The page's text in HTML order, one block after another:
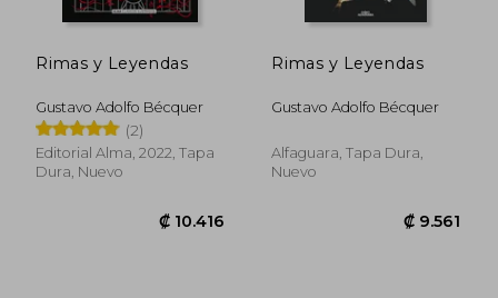
obras, para así poder ayudar
económicamente a los tres hijos del poeta
Rimas y también sus Leyendas,
fundamentales dentro de la literatura del
siglo XIX español.
Rimas y Leyendas
Gustavo Adolfo Bécquer
(2)
Editorial Alma, 2022, Tapa
Dura, Nuevo
Rimas y Leyendas
Gustavo Adolfo Bécquer
Alfaguara, Tapa Dura,
Nuevo